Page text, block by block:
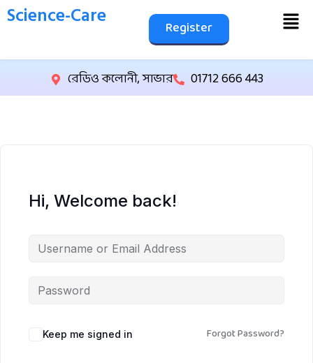
Science-Care Register
রেডিও কলোনী, সাভার 01712 666 443
Hi, Welcome back!
Keep me signed in Forgot Password?